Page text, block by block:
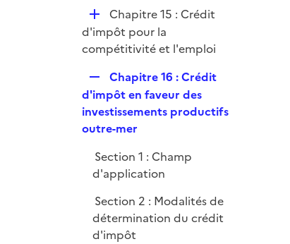
D
é
p
e
r
Chapitre 15 : Crédit
d'impôt pour la
compétitivité et l'emploi
e
p
l
e
r
Chapitre 16 : Crédit
d'impôt en faveur des
investissements productifs
outre-mer
Section 1 : Champ
d'application
Section 2 : Modalités de
détermination du crédit
d'impôt